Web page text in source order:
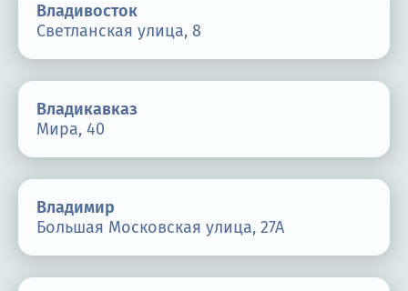
Владивосток
Светланская улица, 8
Владикавказ
Мира, 40
Владимир
Большая Московская улица, 27А